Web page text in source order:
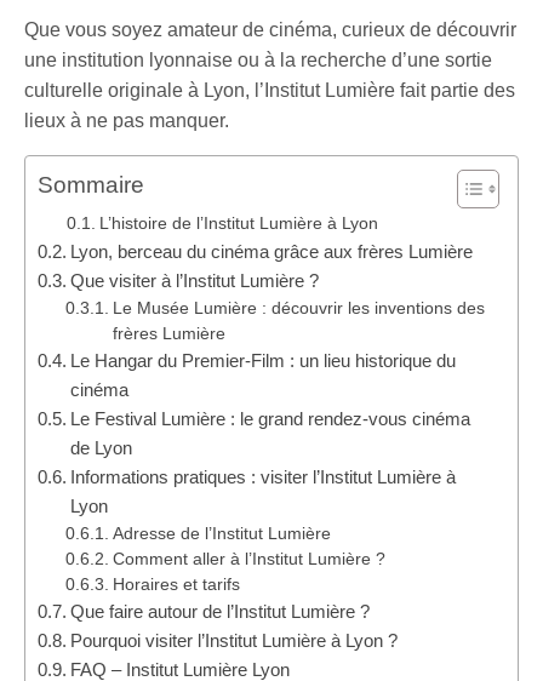
Que vous soyez amateur de cinéma, curieux de découvrir
une institution lyonnaise ou à la recherche d’une sortie
culturelle originale à Lyon, l’Institut Lumière fait partie des
lieux à ne pas manquer.
Sommaire
L’histoire de l’Institut Lumière à Lyon
Lyon, berceau du cinéma grâce aux frères Lumière
Que visiter à l’Institut Lumière ?
Le Musée Lumière : découvrir les inventions des
frères Lumière
Le Hangar du Premier-Film : un lieu historique du
cinéma
Le Festival Lumière : le grand rendez-vous cinéma
de Lyon
Informations pratiques : visiter l’Institut Lumière à
Lyon
Adresse de l’Institut Lumière
Comment aller à l’Institut Lumière ?
Horaires et tarifs
Que faire autour de l’Institut Lumière ?
Pourquoi visiter l’Institut Lumière à Lyon ?
FAQ – Institut Lumière Lyon